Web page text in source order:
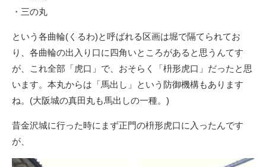
・三の丸
という各曲輪(くるわ)と呼ばれる区画は堀で隔てられてお
り、各曲輪の出入り口に四角いところがあると思うんてす
が、これ全部「虎口」で、おそらく「枡形虎口」だったと思
います。本丸からは「馬出し」という防御機構もあります
ね。(大阪城の真田丸も馬出しの一種。)
昔金沢城に行った時にまず正門の枡形虎口に入ったんです
が、